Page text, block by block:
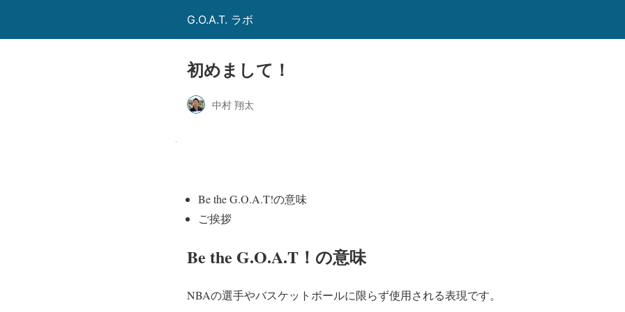
G.O.A.T. ラボ
初めまして！
中村 翔太
Be the G.O.A.T!の意味
ご挨拶
Be the G.O.A.T！の意味
NBAの選手やバスケットボールに限らず使用される表現です。